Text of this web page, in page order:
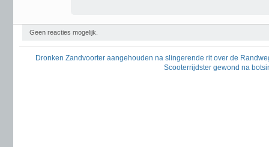
Geen reacties mogelijk.
Dronken Zandvoorter aangehouden na slingerende rit over de
Scooterrijdster gewond na